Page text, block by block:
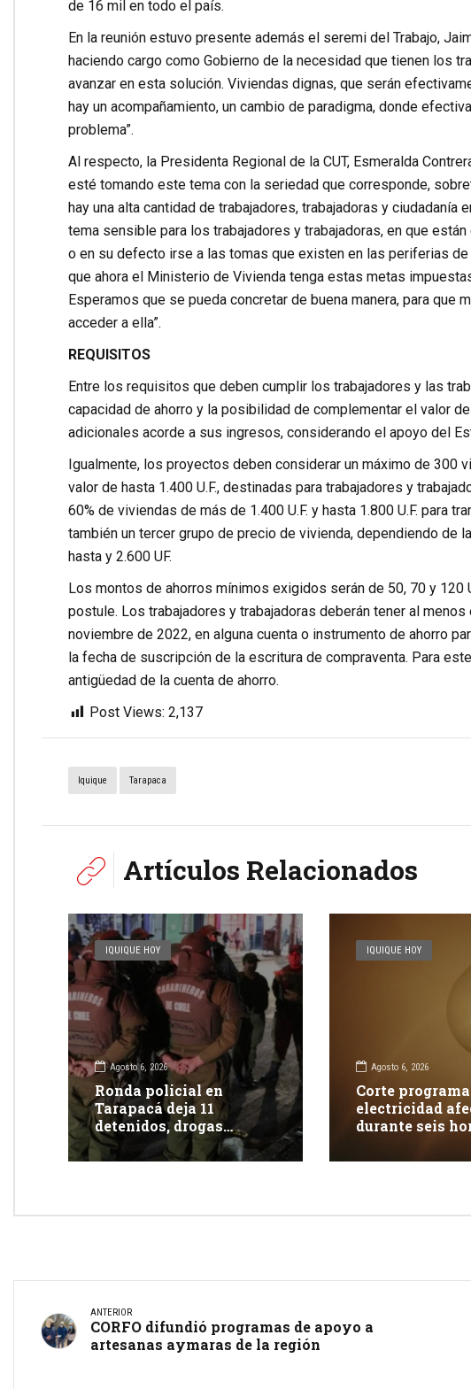
de 16 mil en todo el país.
En la reunión estuvo presente además el seremi del Trabajo,
haciendo cargo como Gobierno de la necesidad que tienen los
avanzar en esta solución. Viviendas dignas, que serán
hay un acompañamiento, un cambio de paradigma, donde
problema”.
Al respecto, la Presidenta Regional de la CUT, Esmeralda
esté tomando este tema con la seriedad que corresponde,
hay una alta cantidad de trabajadores, trabajadoras y ciudadanía
tema sensible para los trabajadores y trabajadoras, en que
o en su defecto irse a las tomas que existen en las periferias
que ahora el Ministerio de Vivienda tenga estas metas
Esperamos que se pueda concretar de buena manera, para que
acceder a ella”.
REQUISITOS
Entre los requisitos que deben cumplir los trabajadores y las
capacidad de ahorro y la posibilidad de complementar el valor
adicionales acorde a sus ingresos, considerando el apoyo del
Igualmente, los proyectos deben considerar un máximo de 300
valor de hasta 1.400 U.F., destinadas para trabajadores y
60% de viviendas de más de 1.400 U.F. y hasta 1.800 U.F. para
también un tercer grupo de precio de vivienda, dependiendo de
hasta y 2.600 UF.
Los montos de ahorros mínimos exigidos serán de 50, 70 y 120
postule. Los trabajadores y trabajadoras deberán tener al
noviembre de 2022, en alguna cuenta o instrumento de ahorro
la fecha de suscripción de la escritura de compraventa. Para
antigüedad de la cuenta de ahorro.
Post Views: 2,137
Iquique Tarapaca
Artículos Relacionados
IQUIQUE HOY
Agosto 6, 2026
Ronda policial en
Tarapacá deja 11
detenidos, drogas
incautadas y más de 350
fiscalizaciones
IQUIQUE HOY
Agosto 6, 2026
Corte
electricidad
durante seis
ANTERIOR
CORFO difundió programas de apoyo a
artesanas aymaras de la región